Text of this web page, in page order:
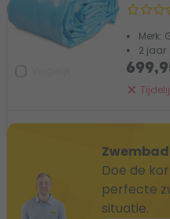
Merk:
2 jaar
Doe de
perfecte
situatie.